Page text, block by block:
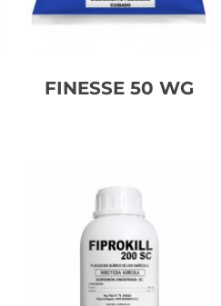
FINESSE 50 WG